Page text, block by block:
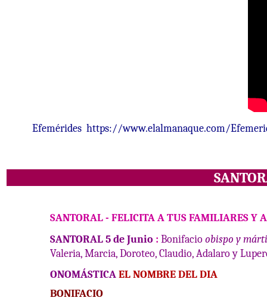
Efemérides https://www.elalmanaque.com/
SANTORAL- FELICITA A TUS FAMILIARES Y
SANTORAL 5de Junio : Bonifacio obispo y
Valeria, Marcia, Doroteo, Claudio, Adalaro y
ONOMÁSTICA EL NOMBRE DEL DIA
BONIFACIO